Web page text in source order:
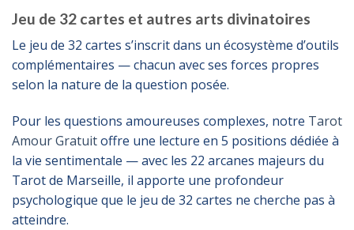
Jeu de 32 cartes et autres arts divinatoires
Le jeu de 32 cartes s’inscrit dans un écosystème d’outils
complémentaires — chacun avec ses forces propres
selon la nature de la question posée.
Pour les questions amoureuses complexes, notre Tarot
Amour Gratuitoffre une lecture en 5 positions dédiée à
la vie sentimentale — avec les 22 arcanes majeurs du
Tarot de Marseille, il apporte une profondeur
psychologique que le jeu de 32 cartes ne cherche pas à
atteindre.